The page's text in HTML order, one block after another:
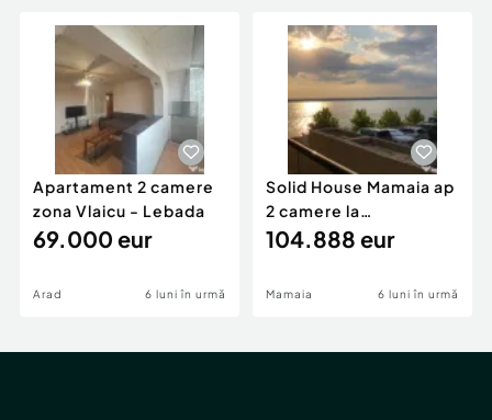
Apartament 2 camere
zona Vlaicu - Lebada
69.000 eur
Arad 6 luni în urmă
Solid House Mamaia ap
2 camere la
cheie,langa Mega
104.888 eur
Mamaia 6 luni în urmă